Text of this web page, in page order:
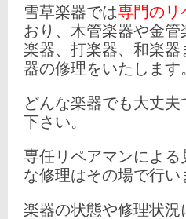
雪草楽器では専門のリ
おり、木管楽器や金
楽器、打楽器、和楽
器の修理をいたします
どんな楽器でも大丈
下さい。
専任リペアマンによ
な修理はその場で行い
楽器の状態や修理状況